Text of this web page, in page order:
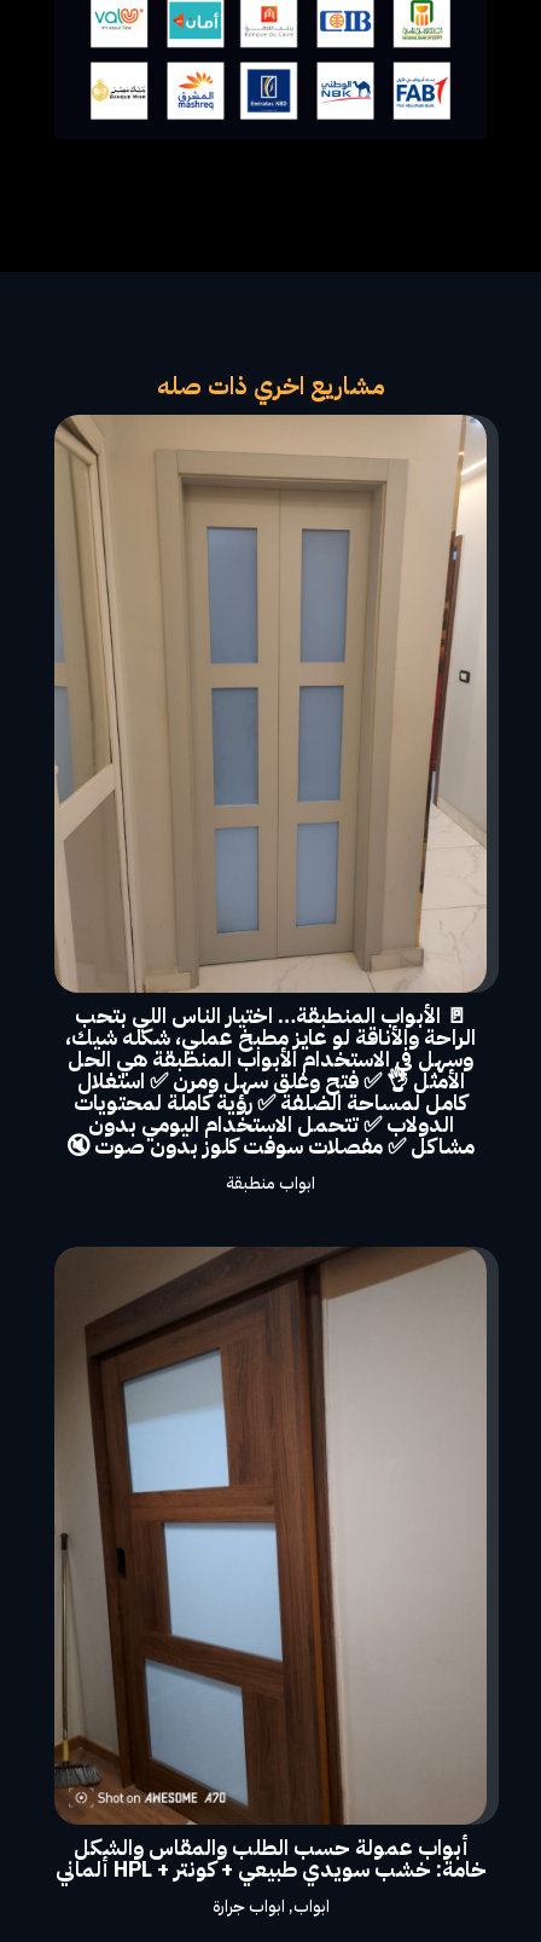
مشاريع اخري ذات صله
🚪 الأبواب المنطبقة… اختيار الناس اللي بتحب
الراحة والأناقة لو عايز مطبخ عملي، شكله شيك،
وسهل في الاستخدام الأبواب المنطبقة هي الحل
الأمثل 👌 ✅ فتح وغلق سهل ومرن ✅ استغلال
كامل لمساحة الضلفة ✅ رؤية كاملة لمحتويات
الدولاب ✅ تتحمل الاستخدام اليومي بدون
مشاكل ✅ مفصلات سوفت كلوز بدون صوت 🔇
ابواب منطبقة
أبواب عمولة حسب الطلب والمقاس والشكل
خامة: خشب سويدي طبيعي + كونتر + HPL ألماني
ابواب, ابواب جرارة